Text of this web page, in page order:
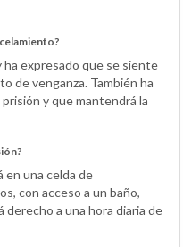
ha expresado que se siente
de venganza. También ha
y que mantendrá la
en una celda de
con acceso a un baño,
a una hora diaria de